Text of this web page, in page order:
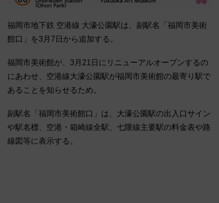
福岡市地下鉄 空港線 大濠公園駅は、副駅名「福岡市美術
館口」を3月7日から追加する。
福岡市美術館が、3月21日にリニューアルオープンするの
にあわせ、空港線大濠公園駅が福岡市美術館の最寄り駅で
あることを知らせるため。
副駅名「福岡市美術館口」は、大濠公園駅の出入口サイン
や駅名標、空港・箱崎線全駅、七隈線主要駅の料金表や路
線図等に表示する。